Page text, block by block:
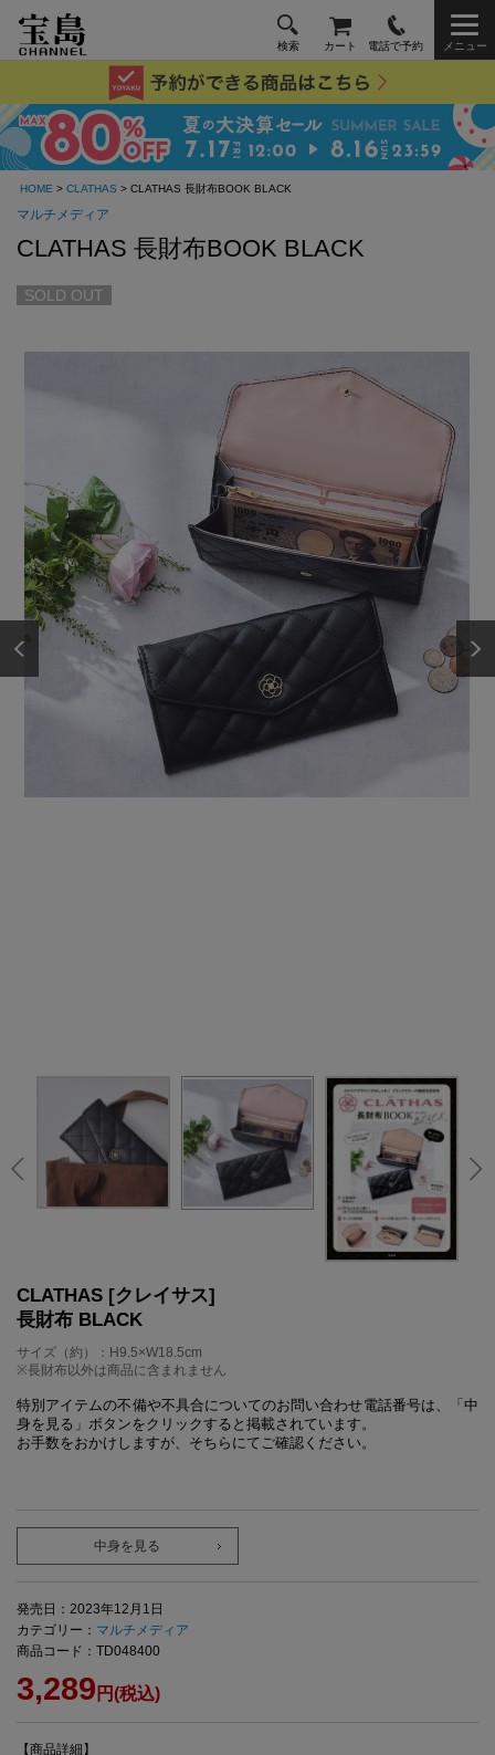
検索 カート 電話で予約 メニュー
HOME > CLATHAS > CLATHAS 長財布BOOK BLACK
マルチメディア
CLATHAS 長財布BOOK BLACK
SOLD OUT
CLATHAS [クレイサス]
長財布 BLACK
サイズ（約）：H9.5×W18.5cm
※長財布以外は商品に含まれません
特別アイテムの不備や不具合についてのお問い合わせ電話番号は、「中
身を見る」ボタンをクリックすると掲載されています。
お手数をおかけしますが、そちらにてご確認ください。
中身を見る
発売日：2023年12月1日
カテゴリー： マルチメディア
商品コード：TD048400
3,289 円(税込)
【商品詳細】